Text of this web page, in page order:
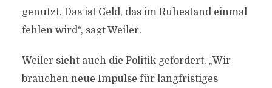
genutzt. Das ist Geld, das im Ruhestand einmal
fehlen wird“, sagt Weiler.
Weiler sieht auch die Politik gefordert. „Wir
brauchen neue Impulse für langfristiges